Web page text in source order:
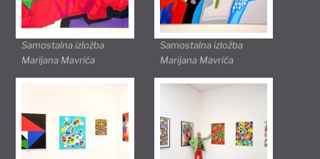
Samostalna izložba
Marijana Mavrića
Samostalna izložba
Marijana Mavrića